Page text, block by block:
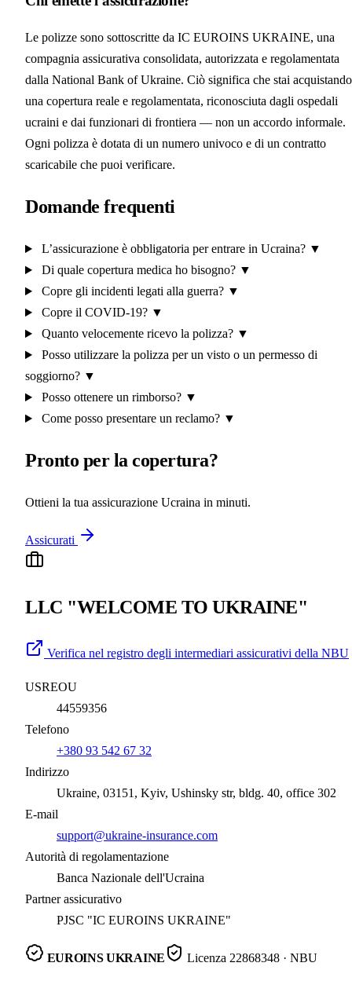
Le polizze sono sottoscritte da IC EUROINS UKRAINE, una
compagnia assicurativa consolidata, autorizzata e regolamentata
dalla National Bank of Ukraine. Ciò significa che stai acquistando
una copertura reale e regolamentata, riconosciuta dagli ospedali
ucraini e dai funzionari di frontiera — non un accordo informale.
Ogni polizza è dotata di un numero univoco e di un contratto
scaricabile che puoi verificare.
Domande frequenti
L’assicurazione è obbligatoria per entrare in Ucraina? ▼
Di quale copertura medica ho bisogno? ▼
Copre gli incidenti legati alla guerra? ▼
Copre il COVID-19? ▼
Quanto velocemente ricevo la polizza? ▼
Posso utilizzare la polizza per un visto o un permesso di
soggiorno? ▼
Posso ottenere un rimborso? ▼
Come posso presentare un reclamo? ▼
Pronto per la copertura?
Ottieni la tua assicurazione Ucraina in minuti.
Assicurati
LLC "WELCOME TO UKRAINE"
Verifica nel registro degli intermediari assicurativi della NBU
USREOU
44559356
Telefono
+380 93 542 67 32
Indirizzo
Ukraine, 03151, Kyiv, Ushinsky str, bldg. 40, office 302
E-mail
support@ukraine-insurance.com
Autorità di regolamentazione
Banca Nazionale dell'Ucraina
Partner assicurativo
PJSC "IC EUROINS UKRAINE"
EUROINS UKRAINE Licenza 22868348· NBU